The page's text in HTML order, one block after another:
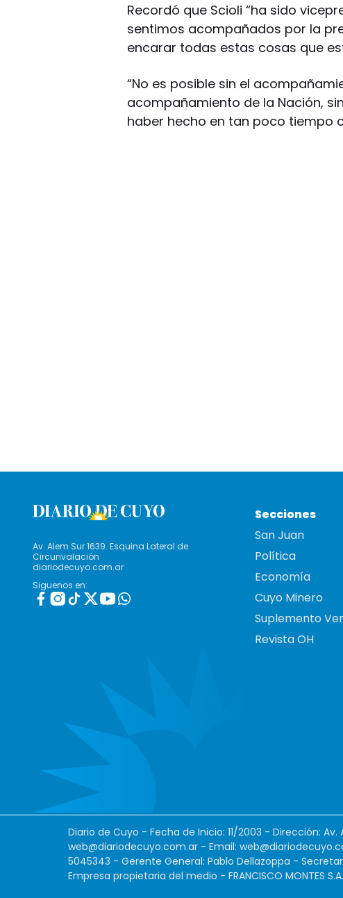
Recordó que Scioli “ha sido
sentimos acompañados por la
encarar todas estas cosas que
“No es posible sin el
acompañamiento de la Nación,
haber hecho en tan poco tiempo
Av. Alem Sur 1639. Esquina Lateral de
Circunvalación
diariodecuyo.com.ar
Siguenos en:
Secciones
San Juan
Política
Economía
Cuyo Minero
Suplemento
Revista OH
Diario de Cuyo - Fecha de Inicio: 11/2003 - Dirección:
web@diariodecuyo.com.ar - Email:
5045343 - Gerente General: Pablo Dellazoppa -
Empresa propietaria del medio - FRANCISCO MONTES